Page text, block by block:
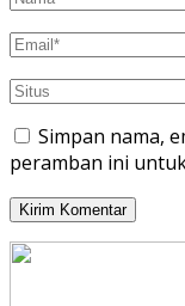
Simpan nama,
peramban ini